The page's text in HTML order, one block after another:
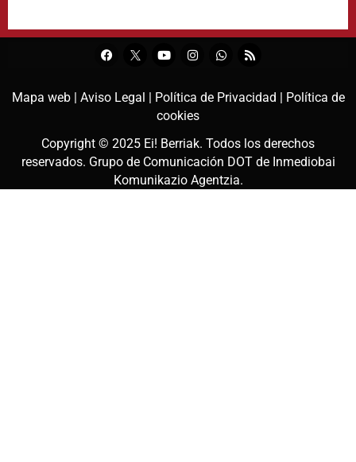
Mapa web | Aviso Legal | Política de Privacidad | Política de
cookies
Copyright © 2025 Ei! Berriak. Todos los derechos
reservados. Grupo de Comunicación DOT de Inmediobai
Komunikazio Agentzia.